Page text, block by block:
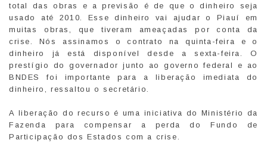
total das obras e a previsão é de que o dinheiro seja
usado até 2010. Esse dinheiro vai ajudar o Piauí em
muitas obras, que tiveram ameaçadas por conta da
crise. Nós assinamos o contrato na quinta-feira e o
dinheiro já está disponível desde a sexta-feira. O
prestígio do governador junto ao governo federal e ao
BNDES foi importante para a liberação imediata do
dinheiro, ressaltou o secretário.
A liberação do recurso é uma iniciativa do Ministério da
Fazenda para compensar a perda do Fundo de
Participação dos Estados com a crise.